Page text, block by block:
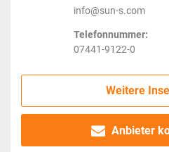
info@sun-s.com
Telefonnummer:
07441-9122-0
Weitere
Anbieter